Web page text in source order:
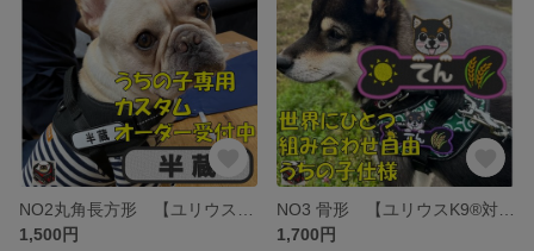
1,500円
1,700円